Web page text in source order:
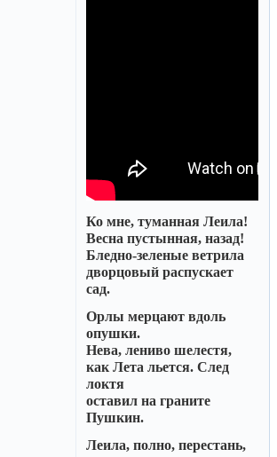
Ко мне, туманная Леила!
Весна пустынная, назад!
Бледно-зеленые ветрила
дворцовый распускает
сад.
Орлы мерцают вдоль
опушки.
Нева, лениво шелестя,
как Лета льется. След
локтя
оставил на граните
Пушкин.
Леила, полно, перестань,